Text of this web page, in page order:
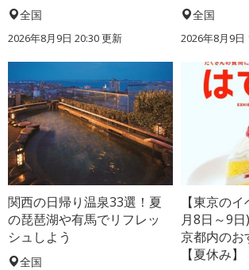
全国
2026年8月9日 20:30更新
全国
2026年8月9日
関西の日帰り温泉33選！夏
の琵琶湖や有馬でリフレッ
シュしよう
全国
【東京の
月8日～9
京都内のお
【夏休み】